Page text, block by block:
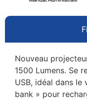
Nouveau
1500 Lumens. Se
USB, idéal dans le
bank » pour